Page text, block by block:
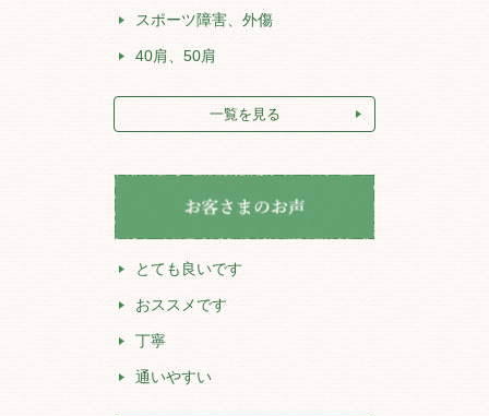
スポーツ障害、外傷
40肩、50肩
一覧を見る
とても良いです
おススメです
丁寧
通いやすい